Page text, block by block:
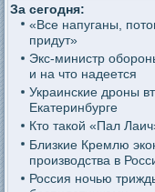
За сегодня:
«Все напуганы,
придут»
Экс-министр
и на что надеется
Украинские дроны
Екатеринбурге
Кто такой «Пал
Близкие Кремлю
производства в
Россия ночью